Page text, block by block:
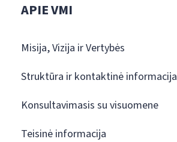
APIE VMI
Misija, Vizija ir Vertybės
Struktūra ir kontaktinė informacija
Konsultavimasis su visuomene
Teisinė informacija